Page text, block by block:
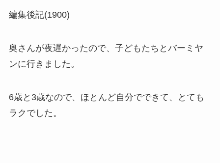
編集後記(1900)
奥さんが夜遅かったので、子どもたちとバーミヤ
ンに行きました。
6歳と3歳なので、ほとんど自分でできて、とても
ラクでした。